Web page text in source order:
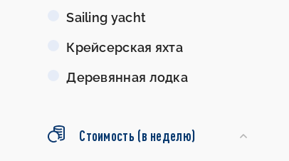
Sailing yacht
Крейсерская яхта
Деревянная лодка
Стоимость (в неделю)